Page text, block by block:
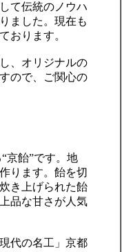
て伝統のノウハ
ました。現在も
おります。
、オリジナルの
ので、ご関心の
京飴”です。地
ります。飴を切
き上げられた飴
品な甘さが人気
代の名工」京都